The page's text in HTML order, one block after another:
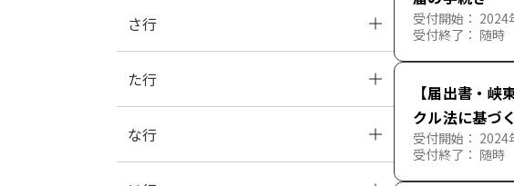
か
さ行
さ
た行
た
な行
受付開始：
受付終了： 随時
【届出書・峡
クル法に基づ
受付開始：
受付終了： 随時